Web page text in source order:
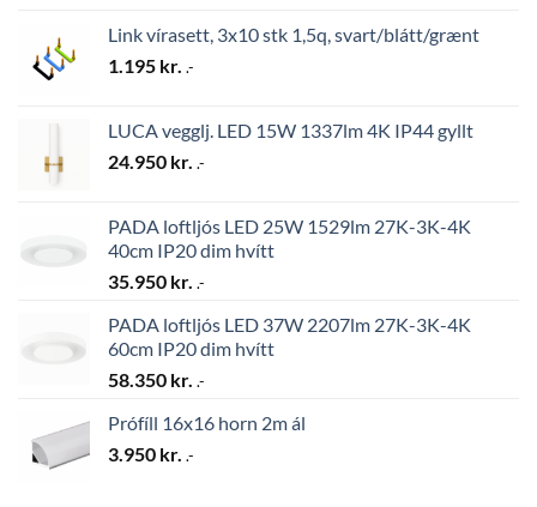
Link vírasett, 3x10 stk 1,5q, svart/blátt/grænt
1.195 kr. .-
LUCA vegglj. LED 15W 1337lm 4K IP44 gyllt
24.950 kr. .-
PADA loftljós LED 25W 1529lm 27K-3K-4K
40cm IP20 dim hvítt
35.950 kr. .-
PADA loftljós LED 37W 2207lm 27K-3K-4K
60cm IP20 dim hvítt
58.350 kr. .-
Prófíll 16x16 horn 2m ál
3.950 kr. .-